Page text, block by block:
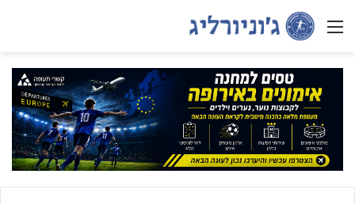
Menu